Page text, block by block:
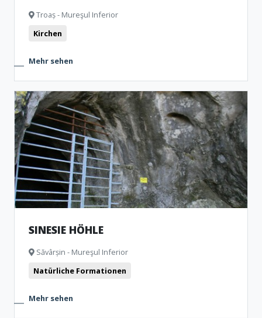
Troaș - Mureşul Inferior
Kirchen
Mehr sehen
SINESIE HÖHLE
Săvârșin - Mureşul Inferior
Natürliche Formationen
Mehr sehen